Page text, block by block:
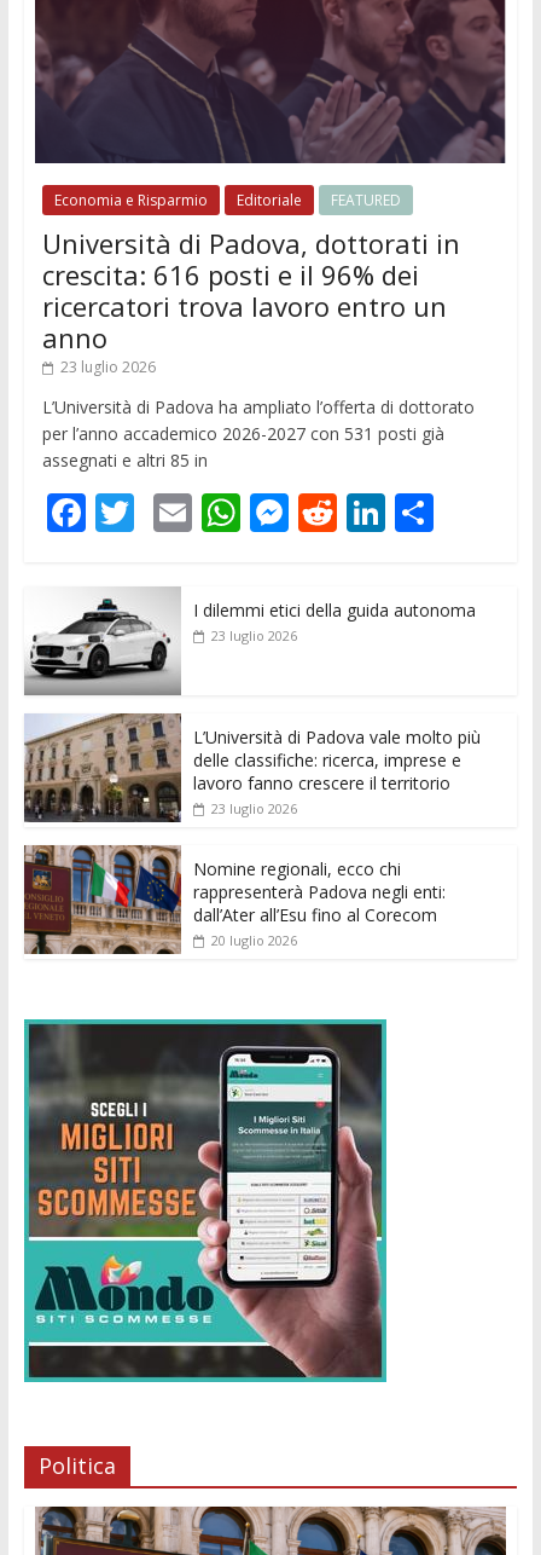
Economia e Risparmio Editoriale FEATURED
Università di Padova, dottorati in
crescita: 616 posti e il 96% dei
ricercatori trova lavoro entro un
anno
23 luglio 2026
L’Università di Padova ha ampliato l’offerta di dottorato
per l’anno accademico 2026-2027 con 531 posti già
assegnati e altri 85 in
F
e
b
o
o
k
T
itt
er
E
ai
l
W
s
p
M
ss
e
er
R
di
Li
e
C
di
I dilemmi etici della guida autonoma
23 luglio 2026
L’Università di Padova vale molto più
delle classifiche: ricerca, imprese e
lavoro fanno crescere il territorio
23 luglio 2026
Nomine regionali, ecco chi
rappresenterà Padova negli enti:
dall’Ater all’Esu fino al Corecom
20 luglio 2026
Politica